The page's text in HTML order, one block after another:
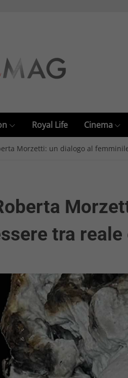
Royal Life Cinema
Morzetti: un dialogo al
tra